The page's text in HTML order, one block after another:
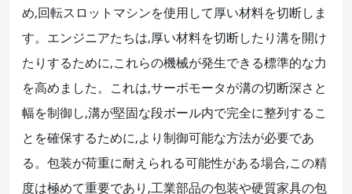
め,回転スロットマシンを使用して厚い材料を切断しま
す。エンジニアたちは,厚い材料を切断したり溝を開け
たりするために,これらの機械が発生できる標準的な力
を高めました。これは,サーボモータが溝の切断深さと
幅を制御し,溝が堅固な段ボール内で完全に整列するこ
とを確保するために,より制御可能な方法が必要であ
る。包装が荷重に耐えられる可能性がある場合,この精
度は極めて重要であり,工業部品の包装や硬質家具の包